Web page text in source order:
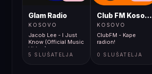
Glam Radio
KOSOVO
Jacob Lee - I Just
Know (Official Music
Video)
5 SLUŠATELJA
Club FM Kosovë
KOSOVO
ClubFM - Kape
radion!
0 SLUŠATELJA